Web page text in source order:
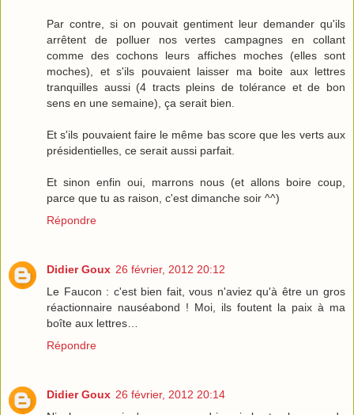
Par contre, si on pouvait gentiment leur demander qu'ils
arrêtent de polluer nos vertes campagnes en collant
comme des cochons leurs affiches moches (elles sont
moches), et s'ils pouvaient laisser ma boite aux lettres
tranquilles aussi (4 tracts pleins de tolérance et de bon
sens en une semaine), ça serait bien.
Et s'ils pouvaient faire le même bas score que les verts aux
présidentielles, ce serait aussi parfait.
Et sinon enfin oui, marrons nous (et allons boire coup,
parce que tu as raison, c'est dimanche soir ^^)
Répondre
Didier Goux 26 février, 2012 20:12
Le Faucon : c'est bien fait, vous n'aviez qu'à être un gros
réactionnaire nauséabond ! Moi, ils foutent la paix à ma
boîte aux lettres…
Répondre
Didier Goux 26 février, 2012 20:14